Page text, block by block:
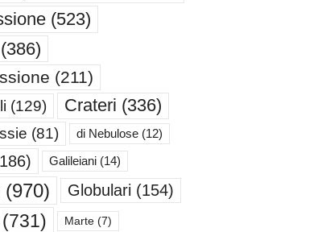
(523)
(386)
(211)
(129) Crateri (336)
(81) di Nebulose(12)
Galileiani(14)
(970) Globulari (154)
(731) Marte(7)